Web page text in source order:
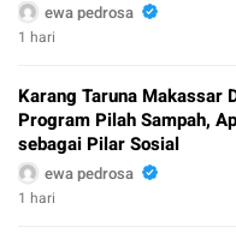
ewa pedrosa
1 hari
Karang Taruna Makassar
Program Pilah Sampah,
sebagai Pilar Sosial
ewa pedrosa
1 hari